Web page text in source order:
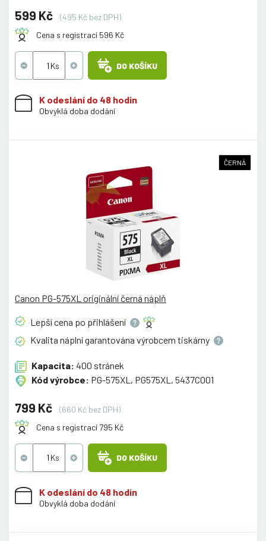
599 Kč
(495 Kč bez DPH)
Cena s registrací 596 Kč
DO KOŠÍKU
K odeslání do 48 hodin
Obvyklá doba dodání
ČERNÁ
Canon PG-575XL originální černá náplň
Lepší cena po přihlášení
Kvalita náplní garantována výrobcem tiskárny
Kapacita: 400 stránek
Kód výrobce: PG-575XL, PG575XL, 5437C001
799 Kč
(660 Kč bez DPH)
Cena s registrací 795 Kč
DO KOŠÍKU
K odeslání do 48 hodin
Obvyklá doba dodání